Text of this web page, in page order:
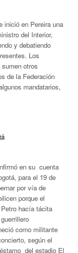
inició en Pereira una
del Interior,
y debatiendo
Los
otros
de la Federación
mandatarios,
en su cuenta
para el 19 de
por vía de
porque el
hacía tácita
como militante
según el
del estadio El